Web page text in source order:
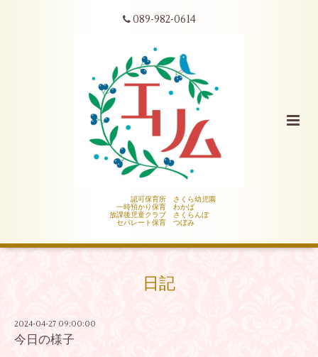
089-982-0614
認可保育所 さくら幼児園
一時預かり保育 わかば
放課後児童クラブ さくらんぼ
セパレート保育 つぼみ
日記
2024-04-27 09:00:00
今日の様子